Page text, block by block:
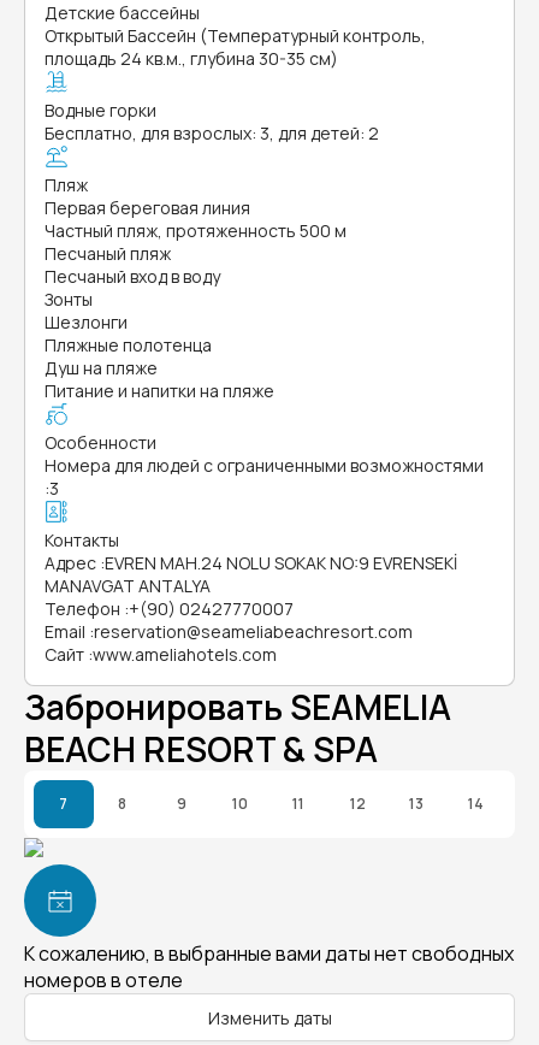
Детские бассейны
Открытый Бассейн (Температурный контроль,
площадь 24 кв.м., глубина 30-35 см)
Водные горки
Бесплатно, для взрослых: 3, для детей: 2
Пляж
Первая береговая линия
Частный пляж, протяженность 500 м
Песчаный пляж
Песчаный вход в воду
Зонты
Шезлонги
Пляжные полотенца
Душ на пляже
Питание и напитки на пляже
Особенности
Номера для людей с ограниченными возможностями
:3
Контакты
Адрес :EVREN MAH.24 NOLU SOKAK NO:9 EVRENSEKİ
MANAVGAT ANTALYA
Телефон :+(90) 02427770007
Email :reservation@seameliabeachresort.com
Сайт :www.ameliahotels.com
Забронировать SEAMELIA
BEACH RESORT & SPA
7 8 9 10 11 12 13 14
К сожалению, в выбранные вами даты нет свободных
номеров в отеле
Изменить даты